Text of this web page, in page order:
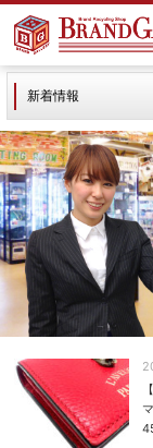
新着情報